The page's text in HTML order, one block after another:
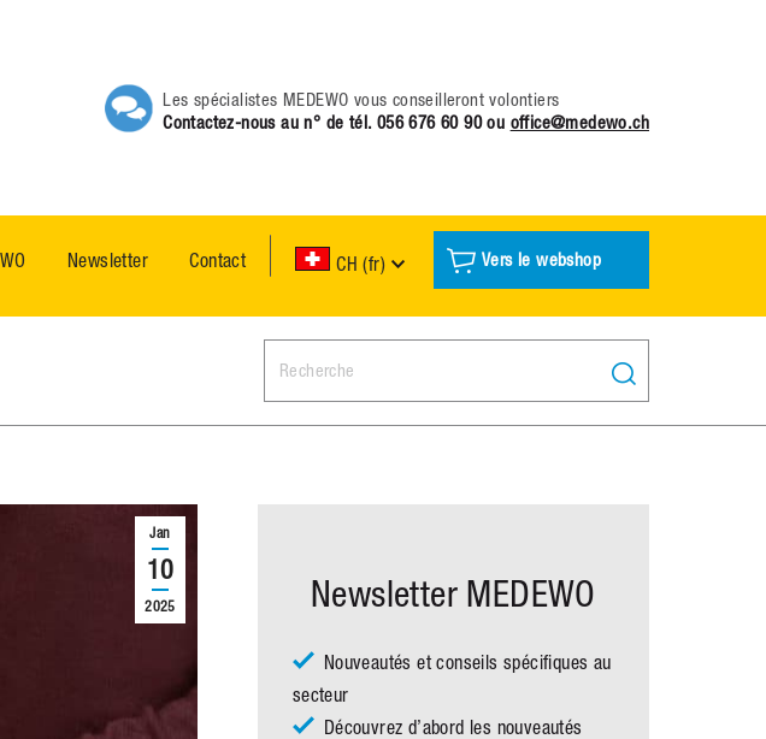
Les spécialistes MEDEWO vous conseilleront volontiers
Contactez-nous au n° de tél. 056 676 60 90ou office@medewo.ch
Newsletter Contact CH (fr) Vers le webshop
Jan
10
2025 Newsletter MEDEWO
Nouveautés et conseils spécifiques au
secteur
Découvrez d’abord les nouveautés